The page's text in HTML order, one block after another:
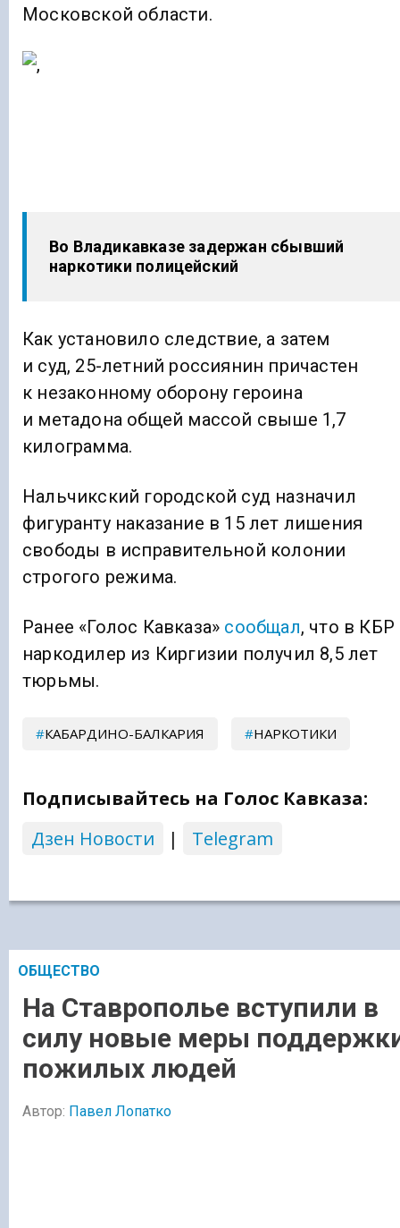
Московской области.
Во Владикавказе задержан сбывший
наркотики полицейский
Как установило следствие, а затем
и суд, 25-летний россиянин причастен
к незаконному оборону героина
и метадона общей массой свыше 1,7
килограмма.
Нальчикский городской суд назначил
фигуранту наказание в 15 лет лишения
свободы в исправительной колонии
строгого режима.
Ранее «Голос Кавказа» сообщал, что в КБР
наркодилер из Киргизии получил 8,5 лет
тюрьмы.
КАБАРДИНО-БАЛКАРИЯ НАРКОТИКИ
Подписывайтесь на Голос Кавказа:
Дзен Новости
| Telegram
ОБЩЕСТВО
На Ставрополье вступили в
силу новые меры
пожилых людей
Автор: Павел Лопатко